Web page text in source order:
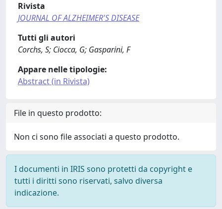
Rivista
JOURNAL OF ALZHEIMER'S DISEASE
Tutti gli autori
Corchs, S; Ciocca, G; Gasparini, F
Appare nelle tipologie:
Abstract (in Rivista)
File in questo prodotto:
Non ci sono file associati a questo prodotto.
I documenti in IRIS sono protetti da copyright e
tutti i diritti sono riservati, salvo diversa
indicazione.